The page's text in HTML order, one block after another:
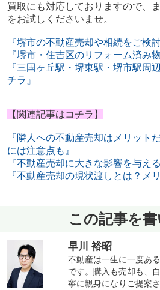
買取にも対応しておりますので、
をお試しくださいませ。
『堺市の不動産売却や相続をご検
『堺市・住吉区のリフォーム済み
『三国ヶ丘駅・堺東駅・堺市駅周
チラ』
【関連記事はコチラ】
『隣人への不動産売却はメリット
には注意点も』
『不動産売却に大きな影響を与え
『不動産売却の現状渡しとは？メ
この記事を
早川 裕昭
不動産は一生に一度あ
です。購入も売却も、
寧に親身になりご提案